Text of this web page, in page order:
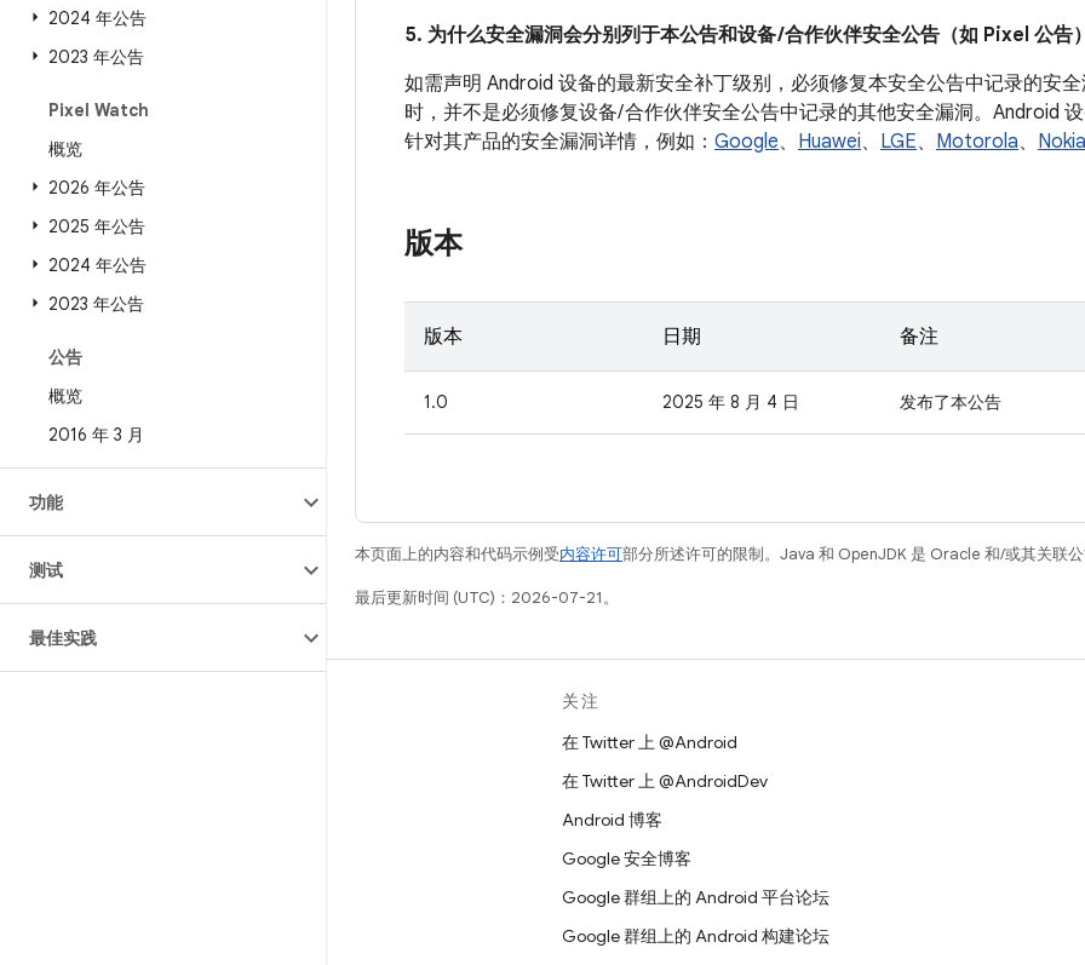
2024 年公告
2023 年公告
Pixel Watch
概览
2026 年公告
2025 年公告
2024 年公告
2023 年公告
公告
概览
2016 年 3 月
功能
测试
最佳实践
5. 为什么安全漏洞会分别列于本公告和设备 /合作伙伴安全公告（如 Pixel 公告
如需声明 Android 设备的最新安全补丁级别，必须修复本安全公告中记录的安
时，并不是必须修复设备/ 合作伙伴安全公告中记录的其他安全漏洞。Android
针对其产品的安全漏洞详情，例如： Google、 Huawei、 LGE、 Motorola、 Nokia
版本
版本 日期 备注
1.0 2025 年 8 月 4 日 发布了本公告
本页面上的内容和代码示例受内容许可部分所述许可的限制。Java 和 OpenJDK 是 Oracle 和/或其关联
最后更新时间 (UTC)：2026-07-21。
关注
在 Twitter 上 @Android
在 Twitter 上 @AndroidDev
Android 博客
Google 安全博客
Google 群组上的 Android 平台论坛
Google 群组上的 Android 构建论坛